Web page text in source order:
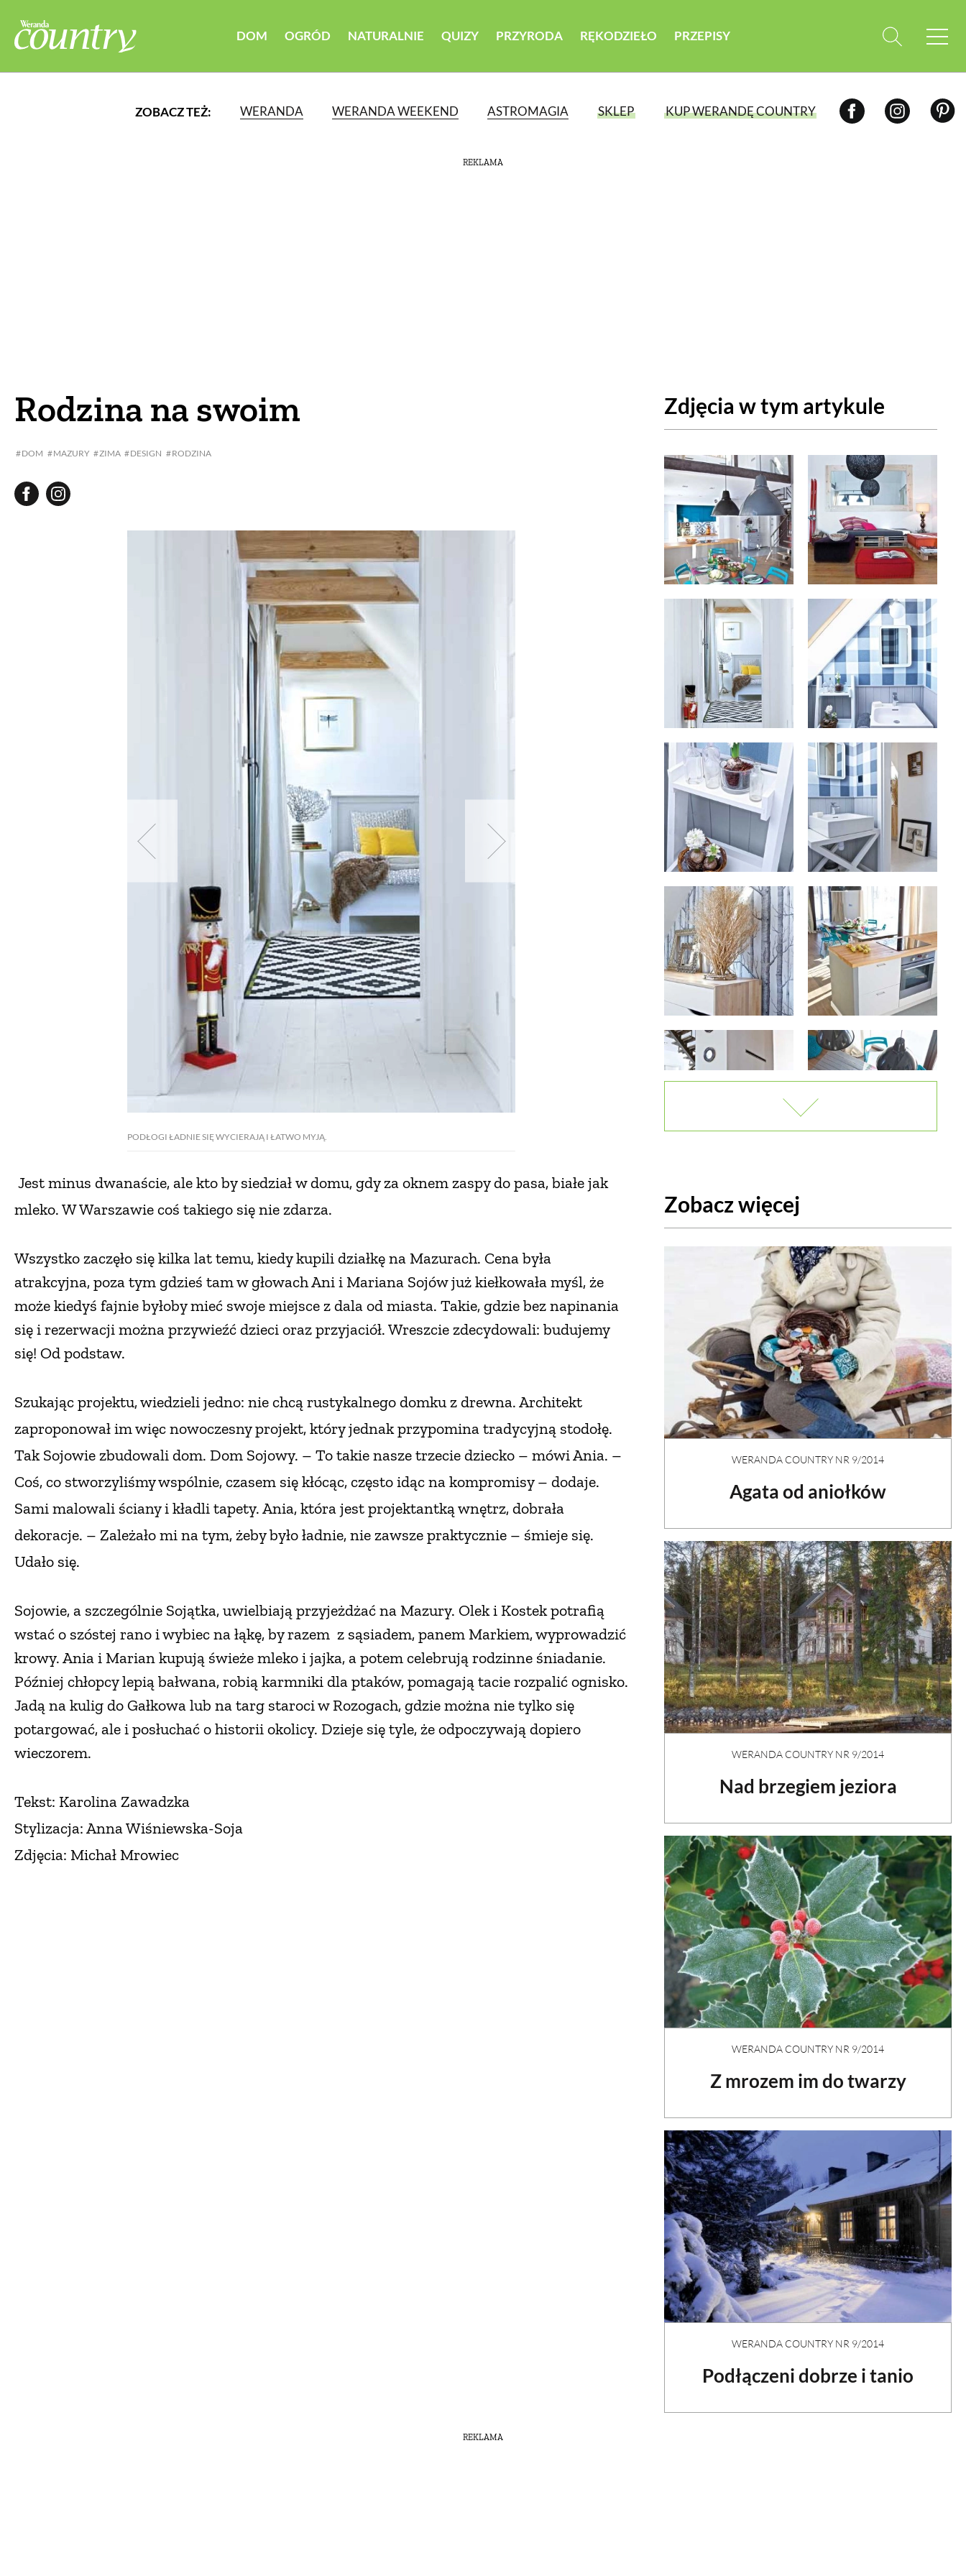
DOM OGRÓD NATURALNIE QUIZY PRZYRODA RĘKODZIEŁO PRZEPISY
ZOBACZ TEŻ: WERANDA WERANDA WEEKEND ASTROMAGIA SKLEP KUP WERANDĘ COUNTRY
REKLAMA
Rodzina na swoim
DOM MAZURY ZIMA DESIGN RODZINA
PODŁOGI ŁADNIE SIĘ WYCIERAJĄ I ŁATWO MYJĄ.
Zdjęcia w tym artykule
Jest minus dwanaście, ale kto by siedziałw domu, gdy za oknem zaspy do pasa,białe jak
mleko. W Warszawie coś takiego się nie zdarza.
Wszystko zaczęło się kilka lat temu, kiedy kupili działkę na Mazurach. Cena była
atrakcyjna, poza tym gdzieś tam w głowach Ani i Mariana Sojów już kiełkowała myśl, że
może kiedyś fajnie byłoby mieć swoje miejsce z dala od miasta. Takie, gdzie bez napinania
się i rezerwacji można przywieźć dzieci oraz przyjaciół. Wreszcie zdecydowali: budujemy
się! Od podstaw.
Szukając projektu, wiedzieli jedno: nie chcą rustykalnego domku z drewna. Architekt
zaproponował im więc nowoczesny projekt, który jednak przypomina tradycyjną stodołę.
Tak Sojowie zbudowali dom. Dom Sojowy. – To takie nasze trzecie dziecko – mówi Ania. –
Coś, co stworzyliśmy wspólnie, czasem się kłócąc, często idąc na kompromisy – dodaje.
Sami malowali ściany i kładli tapety. Ania, która jest projektantką wnętrz, dobrała
dekoracje. – Zależało mi na tym, żeby było ładnie, nie zawsze praktycznie – śmieje się.
Udało się.
Sojowie, a szczególnie Sojątka, uwielbiają przyjeżdżać na Mazury. Olek i Kostek potrafią
wstać o szóstej rano i wybiec na łąkę, by razem z sąsiadem, panem Markiem, wyprowadzić
krowy. Ania i Marian kupują świeże mleko i jajka, a potem celebrują rodzinne śniadanie.
Później chłopcy lepią bałwana, robią karmniki dla ptaków, pomagają tacie rozpalić ognisko.
Jadą na kulig do Gałkowa lub na targ staroci w Rozogach, gdzie można nie tylko się
potargować, ale i posłuchać o historii okolicy. Dzieje się tyle, że odpoczywają dopiero
wieczorem.
Tekst: Karolina Zawadzka
Stylizacja: Anna Wiśniewska-Soja
Zdjęcia: Michał Mrowiec
Zobacz więcej
WERANDA COUNTRY NR 9/2014
Agata od aniołków
WERANDA COUNTRY NR 9/2014
Nad brzegiem jeziora
WERANDA COUNTRY NR 9/2014
Z mrozem im do twarzy
WERANDA COUNTRY NR 9/2014
Podłączeni dobrze i tanio
REKLAMA
PROJEKTOWANIE OGRODU NATURALNA APTECZKA
ZWIERZĘTA DOMOWE
RĘKODZIEŁO RZEMIOSŁO
ZWYCZAJE ZRÓB TO SAM PRZEPISY PRZYSTAWKI ZUPY
DANIA GŁÓWNE CIASTA I DESERY PRZETWORY INNE